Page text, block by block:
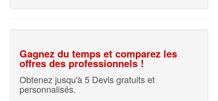
Gagnez du temps et comparez les
offres des professionnels !
Obtenez jusqu'à 5 Devis gratuits et
personnalisés.